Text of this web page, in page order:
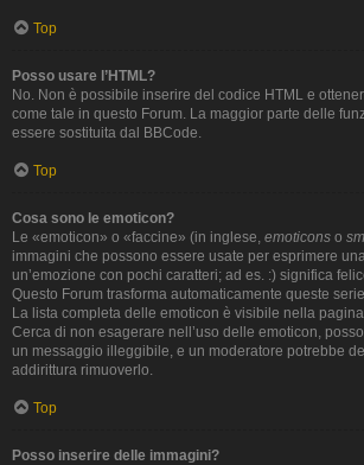
Top
Posso usare l’HTML?
No. Non è possibile inserire del codice HTML e
come tale in questo Forum. La maggior parte delle
essere sostituita dal BBCode.
Top
Cosa sono le emoticon?
Le «emoticon» o «faccine» (in inglese, emoticons o
immagini che possono essere usate per esprimere
un’emozione con pochi caratteri; ad es. :) significa
Questo Forum trasforma automaticamente queste
La lista completa delle emoticon è visibile nella
Cerca di non esagerare nell’uso delle emoticon,
un messaggio illeggibile, e un moderatore potrebbe
addirittura rimuoverlo.
Top
Posso inserire delle immagini?